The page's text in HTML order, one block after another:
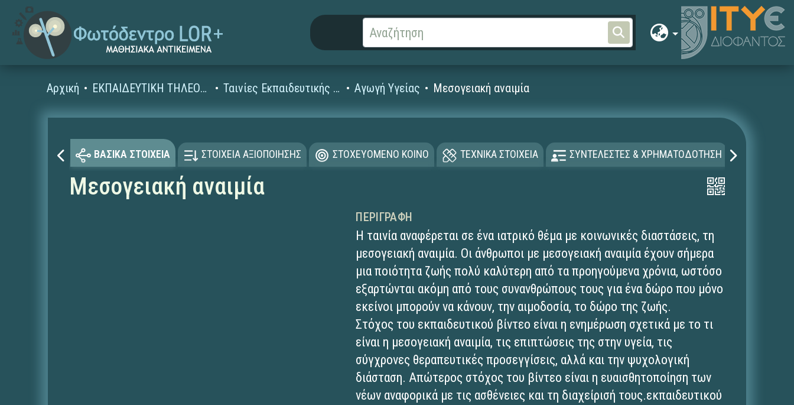
Αρχική ΕΚΠΑΙΔΕΥΤΙΚΗ ΤΗΛΕΟΡΑΣΗ (Ταινίες και βίντεο) Ταινίες Εκπαιδευτικής Τηλεόρασης για τη Δευτεροβάθμια Αγωγή Υγείας Μεσογειακή αναιμία
ΒΑΣΙΚΑ ΣΤΟΙΧΕΙΑ ΣΤΟΙΧΕΙΑ ΑΞΙΟΠΟΙΗΣΗΣ ΣΤΟΧΕΥΟΜΕΝΟ ΚΟΙΝΟ ΤΕΧΝΙΚΑ ΣΤΟΙΧΕΙΑ ΣΥΝΤΕΛΕΣΤΕΣ & ΧΡΗΜΑΤΟΔΟΤΗΣΗ
Μεσογειακή αναιμία
ΠΕΡΙΓΡΑΦΉ
Η ταινία αναφέρεται σε ένα ιατρικό θέμα με κοινωνικές διαστάσεις, τη
μεσογειακή αναιμία. Οι άνθρωποι με μεσογειακή αναιμία έχουν σήμερα
μια ποιότητα ζωής πολύ καλύτερη από τα προηγούμενα χρόνια, ωστόσο
εξαρτώνται ακόμη από τους συνανθρώπους τους για ένα δώρο που μόνο
εκείνοι μπορούν να κάνουν, την αιμοδοσία, το δώρο της ζωής.
Στόχος του εκπαιδευτικού βίντεο είναι η ενημέρωση σχετικά με το τι
είναι η μεσογειακή αναιμία, τις επιπτώσεις της στην υγεία, τις
σύγχρονες θεραπευτικές προσεγγίσεις, αλλά και την ψυχολογική
διάσταση. Απώτερος στόχος του βίντεο είναι η ευαισθητοποίηση των
νέων αναφορικά με τις ασθένειες και τη διαχείρισή τους.εκπαιδευτικού